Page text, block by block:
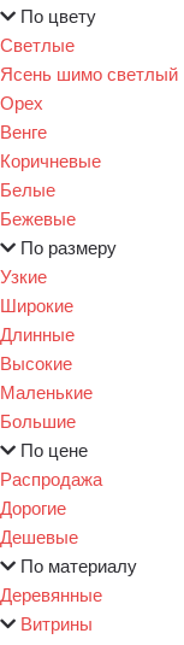
По цвету
Светлые
Ясень шимо светлый
Орех
Венге
Коричневые
Белые
Бежевые
По размеру
Узкие
Широкие
Длинные
Высокие
Маленькие
Большие
По цене
Распродажа
Дорогие
Дешевые
По материалу
Деревянные
Витрины